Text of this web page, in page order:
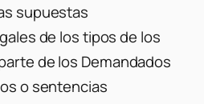
supuestas
de los tipos de los
de los Demandados
o sentencias